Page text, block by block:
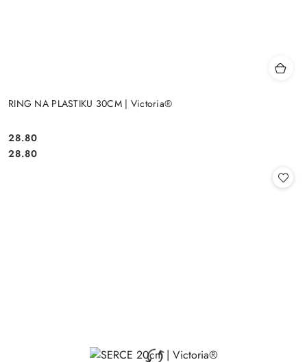
RING NA PLASTIKU 30CM | Victoria®
Cena:
28.80
Cena:
28.80